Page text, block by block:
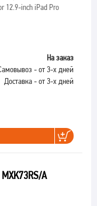
12.9-inch iPad Pro
На заказ
- от 3-х дней
Доставка - от 3-х дней
A